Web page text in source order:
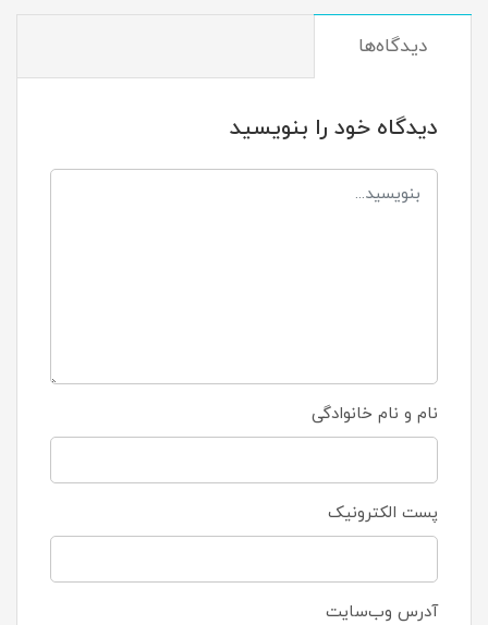
دیدگاه‌ها
دیدگاه خود را بنویسید
نام و نام خانوادگی
پست الکترونیک
آدرس وب‌سایت